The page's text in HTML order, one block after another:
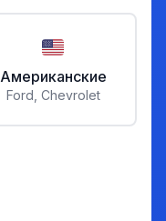
Американские
Ford, Chevrolet